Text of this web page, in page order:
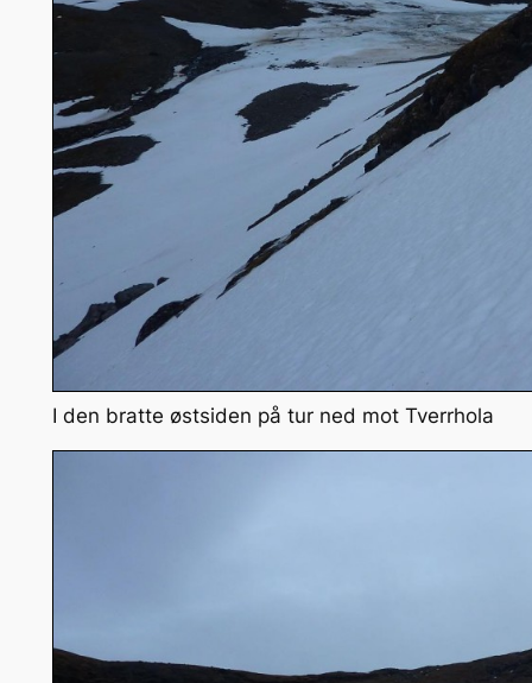
I den bratte østsiden på tur ned mot Tverrhola